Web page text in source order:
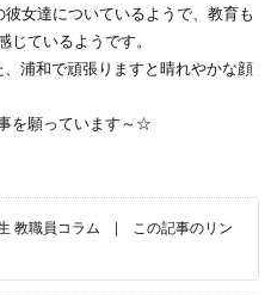
女達についているようで、教育も
ているようです。
浦和で頑張りますと晴れやかな顔
を願っています～☆
教職員コラム |
この記事のリン